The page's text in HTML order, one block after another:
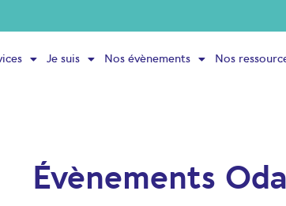
Je suis Nos évènements Nos
Évènements